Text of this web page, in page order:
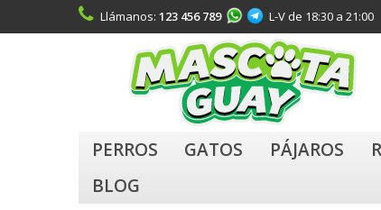
Llámanos: 123 456 789 L-V de 18:30 a 21:00
PERROS GATOS PÁJAROS
BLOG